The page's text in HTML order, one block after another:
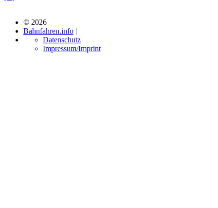
© 2026
Bahnfahren.info |
Datenschutz
Impressum/Imprint